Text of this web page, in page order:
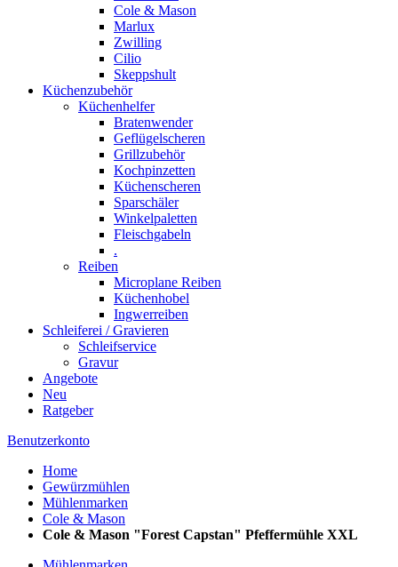
Cole & Mason
Marlux
Zwilling
Cilio
Skeppshult
Küchenzubehör
Küchenhelfer
Bratenwender
Geflügelscheren
Grillzubehör
Kochpinzetten
Küchenscheren
Sparschäler
Winkelpaletten
Fleischgabeln
.
Reiben
Microplane Reiben
Küchenhobel
Ingwerreiben
Schleiferei / Gravieren
Schleifservice
Gravur
Angebote
Neu
Ratgeber
Benutzerkonto
Home
Gewürzmühlen
Mühlenmarken
Cole & Mason
Cole & Mason "Forest Capstan" Pfeffermühle XXL